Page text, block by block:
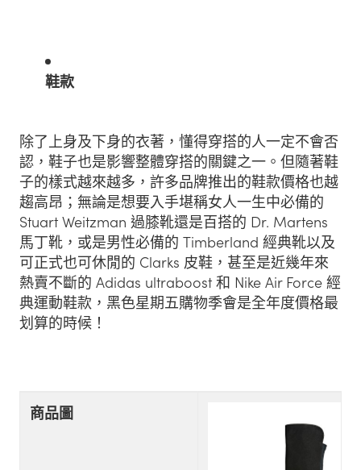
鞋款
除了上身及下身的衣著，懂得穿搭的人一定不會否
認，鞋子也是影響整體穿搭的關鍵之一。但隨著鞋
子的樣式越來越多，許多品牌推出的鞋款價格也越
趨高昂；無論是想要入手堪稱女人一生中必備的
Stuart Weitzman 過膝靴還是百搭的 Dr. Martens
馬丁靴，或是男性必備的 Timberland 經典靴以及
可正式也可休閒的 Clarks 皮鞋，甚至是近幾年來
熱賣不斷的 Adidas ultraboost 和 Nike Air Force 經
典運動鞋款，黑色星期五購物季會是全年度價格最
划算的時候！
商品圖